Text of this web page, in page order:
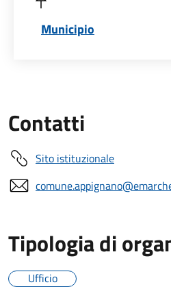
Municipio
Contatti
Sito istituzionale
Tipologia di
Ufficio